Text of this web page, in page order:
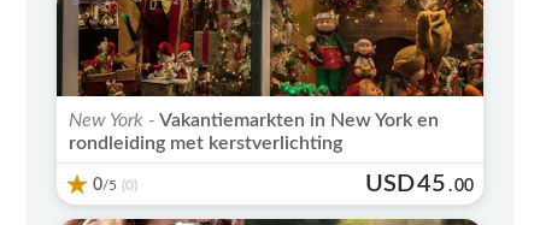
New York - Vakantiemarkten in New York en
rondleiding met kerstverlichting
0/5 (0) USD45 .00